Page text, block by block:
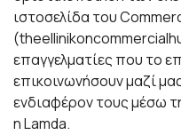
ιστοσελίδα του
επαγγελματίες που το
επικοινωνήσουν μαζί
ενδιαφέρον τους μέσω
η Lamda.